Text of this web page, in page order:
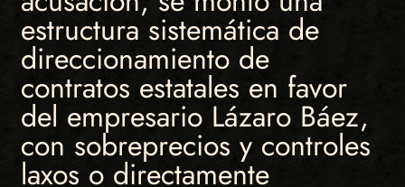
estructura sistemática de
direccionamiento de
contratos estatales en favor
del empresario Lázaro Báez,
con sobreprecios y controles
laxos o directamente